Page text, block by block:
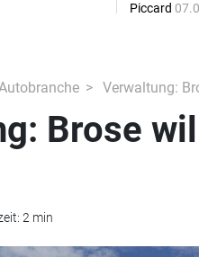
Piccard
Verwaltung:
Brose
2 min